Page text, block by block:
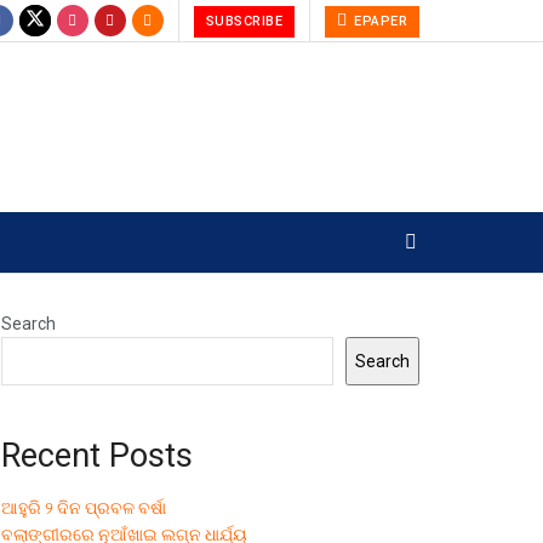
SUBSCRIBE EPAPER
Search
Search
Recent Posts
ଆହୁରି ୨ ଦିନ ପ୍ରବଳ ବର୍ଷା
ବଲାଙ୍ଗୀରରେ ନୂଆଁଖାଇ ଲଗ୍ନ ଧାର୍ଯ୍ୟ